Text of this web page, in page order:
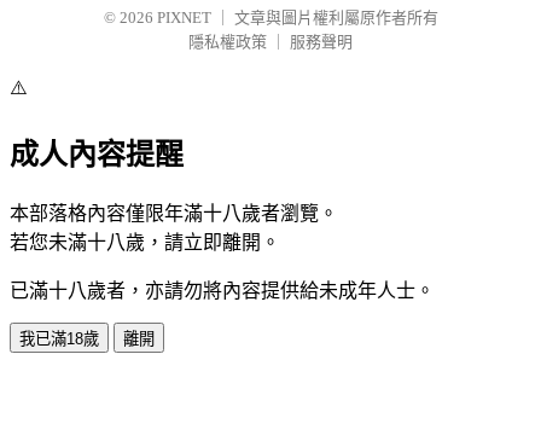
© 2026 PIXNET
文章與圖片權利屬原作者所有
隱私權政策
服務聲明
⚠️
成人內容提醒
本部落格內容僅限年滿十八歲者瀏覽。
若您未滿十八歲，請立即離開。
已滿十八歲者，亦請勿將內容提供給未成年人士。
我已滿18歲 離開